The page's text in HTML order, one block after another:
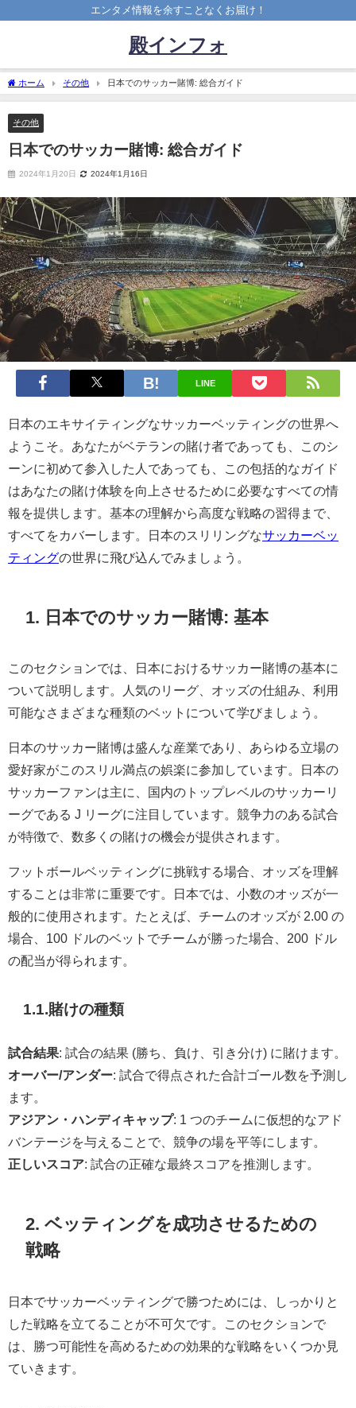
エンタメ情報を余すことなくお届け！
殿インフォ
ホーム その他 日本でのサッカー賭博: 総合ガイド
その他
日本でのサッカー賭博: 総合ガイド
2024年1月20日 2024年1月16日
LINE
日本のエキサイティングなサッカーベッティングの世界へ
ようこそ。あなたがベテランの賭け者であっても、このシ
ーンに初めて参入した人であっても、この包括的なガイド
はあなたの賭け体験を向上させるために必要なすべての情
報を提供します。基本の理解から高度な戦略の習得まで、
すべてをカバーします。日本のスリリングなサッカーベッ
ティングの世界に飛び込んでみましょう。
1. 日本でのサッカー賭博: 基本
このセクションでは、日本におけるサッカー賭博の基本に
ついて説明します。人気のリーグ、オッズの仕組み、利用
可能なさまざまな種類のベットについて学びましょう。
日本のサッカー賭博は盛んな産業であり、あらゆる立場の
愛好家がこのスリル満点の娯楽に参加しています。日本の
サッカーファンは主に、国内のトップレベルのサッカーリ
ーグである J リーグに注目しています。競争力のある試合
が特徴で、数多くの賭けの機会が提供されます。
フットボールベッティングに挑戦する場合、オッズを理解
することは非常に重要です。日本では、小数のオッズが一
般的に使用されます。たとえば、チームのオッズが 2.00 の
場合、100 ドルのベットでチームが勝った場合、200 ドル
の配当が得られます。
1.1.賭けの種類
試合結果: 試合の結果 (勝ち、負け、引き分け) に賭けます。
オーバー/アンダー: 試合で得点された合計ゴール数を予測し
ます。
アジアン・ハンディキャップ: 1 つのチームに仮想的なアド
バンテージを与えることで、競争の場を平等にします。
正しいスコア: 試合の正確な最終スコアを推測します。
2. ベッティングを成功させるための
戦略
日本でサッカーベッティングで勝つためには、しっかりと
した戦略を立てることが不可欠です。このセクションで
は、勝つ可能性を高めるための効果的な戦略をいくつか見
ていきます。